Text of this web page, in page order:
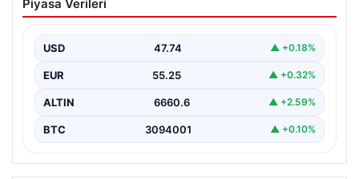
İletişimin Güvenli Adresi Ve Sohbet
Dijital ortamında kullanıcıların güvenli bir şekilde
birçok…
Piyasa Verileri
USD 47.74 ▲ +0.18%
EUR 55.25 ▲ +0.32%
ALTIN 6660.6 ▲ +2.59%
BTC 3094001 ▲ +0.10%